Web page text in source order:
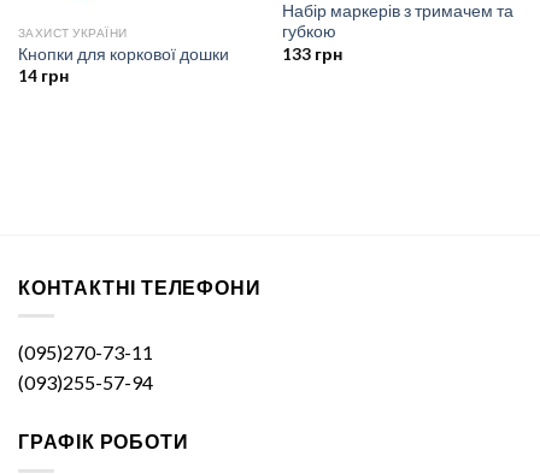
ЗАХИСТ УКРАЇНИ
Кнопки для коркової дошки
14 грн
Набір маркерів з тримачем та
губкою
133 грн
КОНТАКТНІ ТЕЛЕФОНИ
(095)270-73-11
(093)255-57-94
ГРАФІК РОБОТИ